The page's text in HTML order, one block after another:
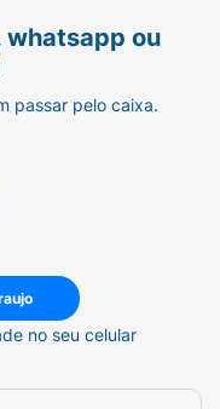
whatsapp ou
passar pelo caixa.
no seu celular